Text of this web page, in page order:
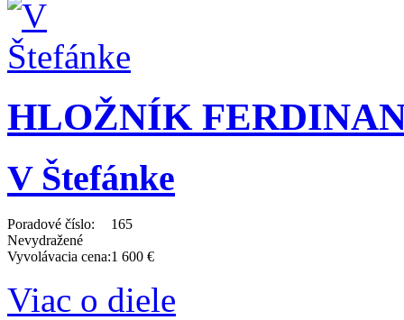
HLOŽNÍK
V Štefánke
Poradové číslo:
165
Nevydražené
Vyvolávacia cena:1 600 €
Viac o diele